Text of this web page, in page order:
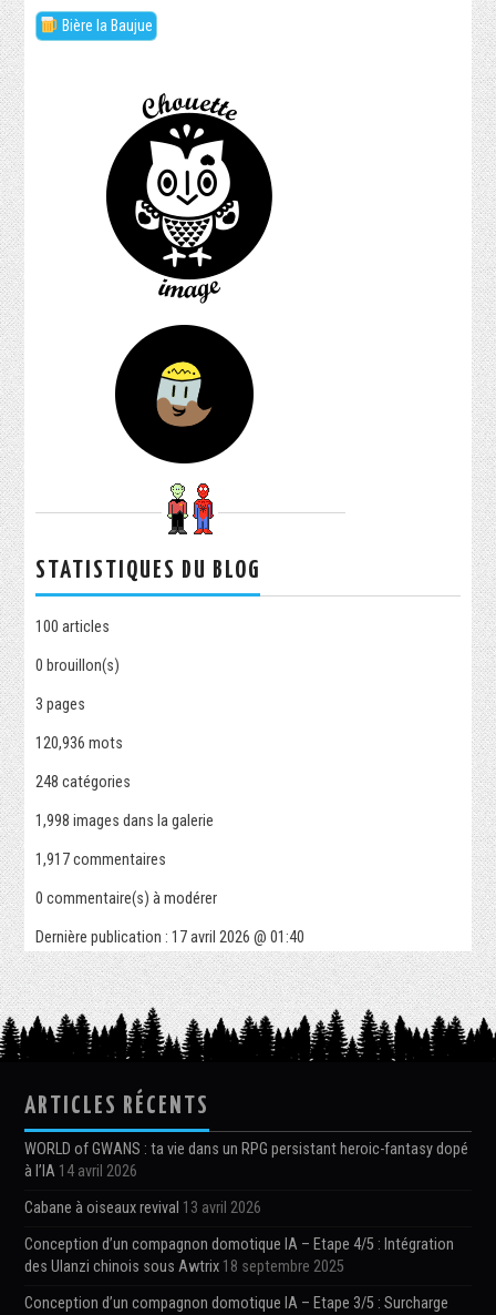
Bière la Baujue
STATISTIQUES DU BLOG
100 articles
0 brouillon(s)
3 pages
120,936 mots
248 catégories
1,998 images dans la galerie
1,917commentaires
0 commentaire(s) à modérer
Dernière publication :17 avril 2026 @ 01:40
ARTICLES RÉCENTS
WORLD of GWANS : ta vie dans un RPG persistant heroic-fantasy dopé
à l’IA 14 avril 2026
Cabane à oiseaux revival 13 avril 2026
Conception d’un compagnon domotique IA – Etape 4/5 : Intégration
des Ulanzi chinois sous Awtrix 18 septembre 2025
Conception d’un compagnon domotique IA – Etape 3/5 : Surcharge